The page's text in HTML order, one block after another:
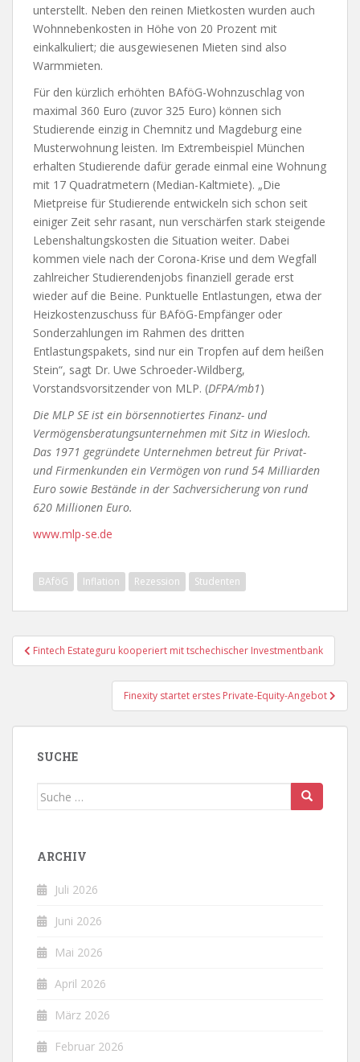
unterstellt. Neben den reinen Mietkosten wurden auch
Wohnnebenkosten in Höhe von 20 Prozent mit
einkalkuliert; die ausgewiesenen Mieten sind also
Warmmieten.
Für den kürzlich erhöhten BAföG-Wohnzuschlag von
maximal 360 Euro (zuvor 325 Euro) können sich
Studierende einzig in Chemnitz und Magdeburg eine
Musterwohnung leisten. Im Extrembeispiel München
erhalten Studierende dafür gerade einmal eine Wohnung
mit 17 Quadratmetern (Median-Kaltmiete). „Die
Mietpreise für Studierende entwickeln sich schon seit
einiger Zeit sehr rasant, nun verschärfen stark steigende
Lebenshaltungskosten die Situation weiter. Dabei
kommen viele nach der Corona-Krise und dem Wegfall
zahlreicher Studierendenjobs finanziell gerade erst
wieder auf die Beine. Punktuelle Entlastungen, etwa der
Heizkostenzuschuss für BAföG-Empfänger oder
Sonderzahlungen im Rahmen des dritten
Entlastungspakets, sind nur ein Tropfen auf dem heißen
Stein“, sagt Dr. Uwe Schroeder-Wildberg,
Vorstandsvorsitzender von MLP. (DFPA/mb1)
Die MLP SE ist ein börsennotiertes Finanz- und
Vermögensberatungsunternehmen mit Sitz in Wiesloch.
Das 1971 gegründete Unternehmen betreut für Privat-
und Firmenkunden ein Vermögen von rund 54 Milliarden
Euro sowie Bestände in der Sachversicherung von rund
620 Millionen Euro.
www.mlp-se.de
BAföG Inflation Rezession Studenten
Beitragsnavigation
Fintech Estateguru kooperiert mit tschechischer Investmentbank
Finexity startet erstes Private-Equity-Angebot
SUCHE
Suche
ARCHIV
Juli 2026
Juni 2026
Mai 2026
April 2026
März 2026
Februar 2026